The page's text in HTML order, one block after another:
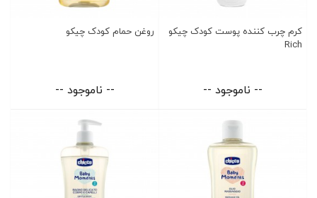
کرم چرب کننده پوست کودک چیکو
Rich
-- ناموجود --
روغن حمام کودک چیکو
-- ناموجود --